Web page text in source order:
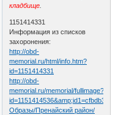
кладбище
1151414331
Информация из списков
захоронения:
http://obd-
memorial.ru/html/info.htm?
id=1151414331
http://obd-
memorial.ru/memorial/fullimage?
Образы/Пренайский район/